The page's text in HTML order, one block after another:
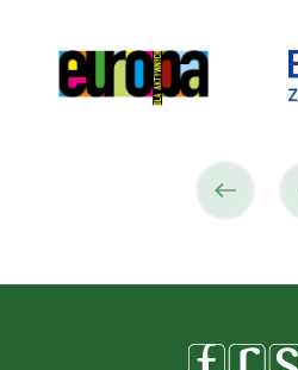
poprzedni